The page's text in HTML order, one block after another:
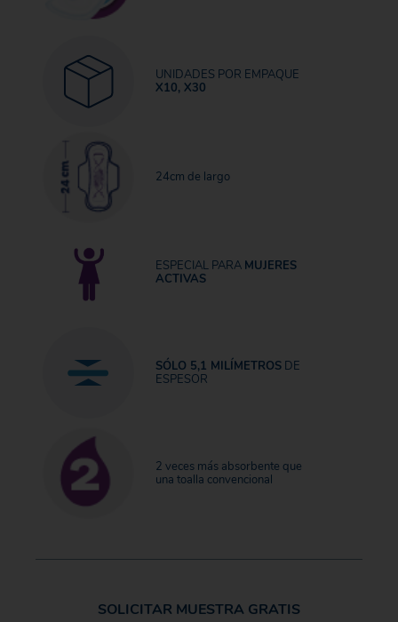
UNIDADES POR EMPAQUE
X10, X30
24cm de largo
ESPECIAL PARA MUJERES
ACTIVAS
SÓLO 5,1 MILÍMETROS DE
ESPESOR
2 veces más absorbente que
una toalla convencional
SOLICITAR MUESTRA GRATIS